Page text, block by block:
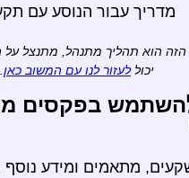
מדריך עבור הנוסע עם
הזה הוא תהליך מתנהל, מתנצל
יכוללעזור לנו עם המשוב כאן
בפקסים
מתאמים ומידע נוסף